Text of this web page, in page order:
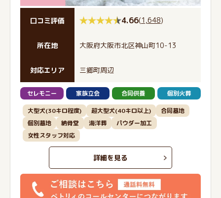
口コミ評価 4.66(1,648)
所在地 大阪府大阪市北区神山町10-13
対応エリア 三郷町周辺
セレモニー 家族立会 合同供養 個別火葬
大型犬(30キロ程度) 超大型犬(40キロ以上)
合同墓地
個別墓地
納骨堂 海洋葬
パウダー加工
女性スタッフ対応
詳細を見る